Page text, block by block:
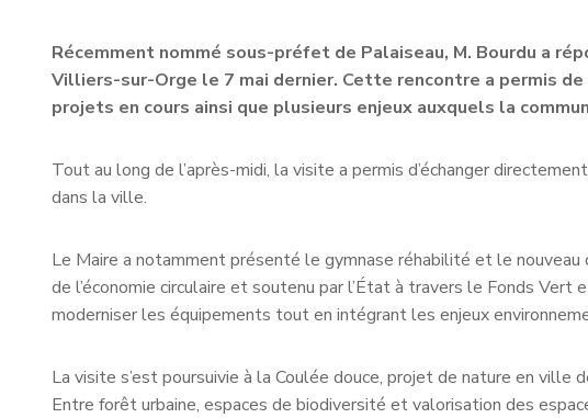
Récemment nommé sous-préfet de Palaiseau, M. Bourdu a
Villiers-sur-Orge le 7 mai dernier. Cette rencontre a permis
projets en cours ainsi que plusieurs enjeux auxquels la
Tout au long de l’après-midi, la visite a permis d’échanger
dans la ville.
Le Maire a notamment présenté le gymnase réhabilité et le
de l’économie circulaire et soutenu par l’État à travers le Fonds
moderniser les équipements tout en intégrant les enjeux
La visite s’est poursuivie à la Coulée douce, projet de nature en ville
Entre forêt urbaine, espaces de biodiversité et valorisation des